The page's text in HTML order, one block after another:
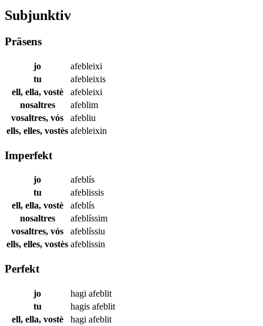
Subjunktiv
Präsens
jo
afebleixi
tu
afebleixis
ell, ella, vostè
afebleixi
nosaltres
afeblim
vosaltres, vós
afebliu
ells, elles, vostès afebleixin
Imperfekt
jo
afeblís
tu
afeblissis
ell, ella, vostè
afeblís
nosaltres
afeblíssim
vosaltres, vós
afeblíssiu
ells, elles, vostès afeblissin
Perfekt
jo hagi afeblit
tu
hagis afeblit
ell, ella, vostè
hagi afeblit